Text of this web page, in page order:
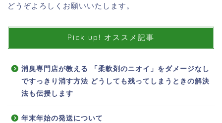
どうぞよろしくお願いいたします。
Pick up! オススメ記事
消臭専門店が教える 「柔軟剤のニオイ」をダメージなし
ですっきり消す方法 どうしても残ってしまうときの解決
法も伝授します
年末年始の発送について